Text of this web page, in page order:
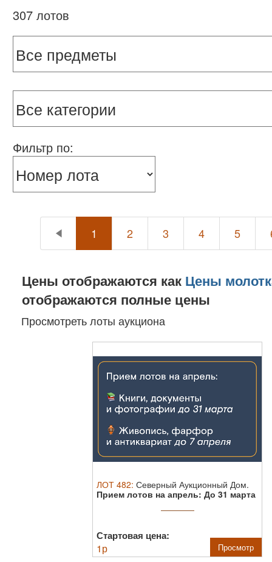
307 лотов
Фильтр по:
1 2 3 4 5
Цены отображаются как Цены
отображаются полные цены
Просмотреть лоты аукциона
ЛОТ 482: Северный Аукционный Дом.
Прием лотов на апрель: До 31 марта
Стартовая цена:
1р Просмотр